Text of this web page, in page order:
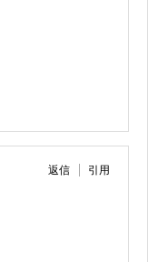
返信 引用